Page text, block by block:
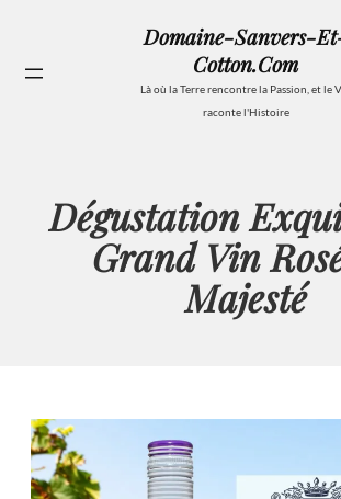
contenu
Domaine-Sanvers-
Cotton.com
Là où la Terre rencontre la Passion, et le
raconte l'Histoire
Dégustation
Grand Vin
Majesté